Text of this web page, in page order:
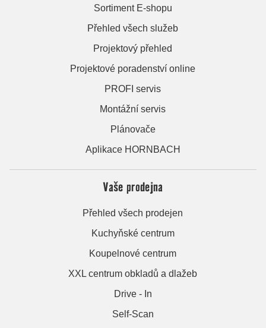
Sortiment E-shopu
Přehled všech služeb
Projektový přehled
Projektové poradenství online
PROFI servis
Montážní servis
Plánovače
Aplikace HORNBACH
Vaše prodejna
Přehled všech prodejen
Kuchyňské centrum
Koupelnové centrum
XXL centrum obkladů a dlažeb
Drive - In
Self-Scan